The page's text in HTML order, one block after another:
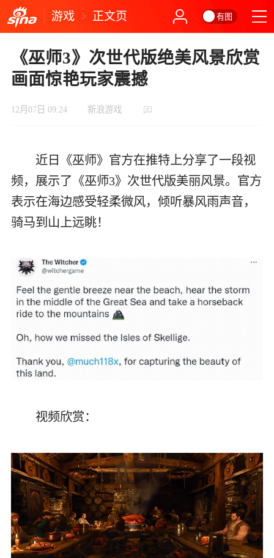
游戏 正文页 有图
《巫师3》次世代版绝美风景欣赏
画面惊艳玩家震撼
12月07日 09:24 新浪游戏
近日《巫师》官方在推特上分享了一段视
频，展示了《巫师3》次世代版美丽风景。官方
表示在海边感受轻柔微风，倾听暴风雨声音，
骑马到山上远眺！
视频欣赏：